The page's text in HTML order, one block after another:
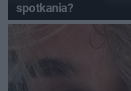
spotkania?